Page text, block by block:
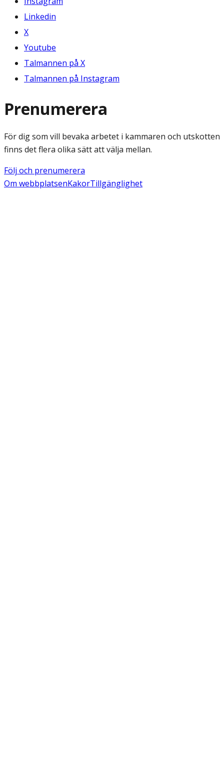
Linkedin
X
Youtube
Talmannen på X
Talmannen på Instagram
Prenumerera
För dig som vill bevaka arbetet i kammaren och utskotten
finns det flera olika sätt att välja mellan.
Följ och prenumerera
Om webbplatsenKakorTillgänglighet